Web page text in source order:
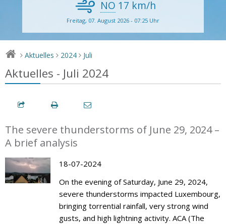
NO 17 km/h
Freitag, 07. August 2026 - 07:25 Uhr
> Aktuelles > 2024 > Juli
Aktuelles - Juli 2024
The severe thunderstorms of June 29, 2024 –
A brief analysis
18-07-2024
On the evening of Saturday, June 29, 2024,
severe thunderstorms impacted Luxembourg,
bringing torrential rainfall, very strong wind
gusts, and high lightning activity. ACA (The